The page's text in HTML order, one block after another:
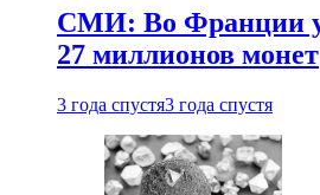
СМИ: Во Франции
27 миллионов монет
3 года спустя3 года спустя